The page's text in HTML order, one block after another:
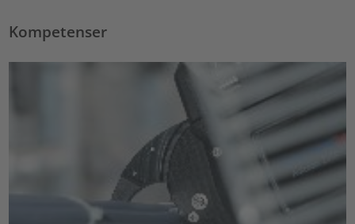
Kompetenser